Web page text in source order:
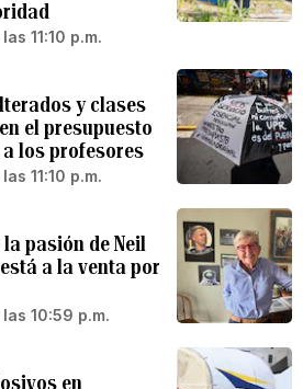
11:10 p.m.
y clases
el presupuesto
a los profesores
11:10 p.m.
pasión de Neil
a la venta por
10:59 p.m.
en